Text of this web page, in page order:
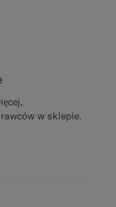
w sklepie.